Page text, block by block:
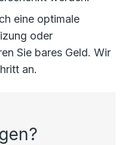
eine optimale
oder
Sie bares Geld. Wir
an.